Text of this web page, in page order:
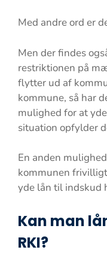
Med andre ord er
Men der findes
restriktionen på
flytter ud af
kommune, så har
mulighed for at
situation opfylder
En anden
kommunen
yde lån til indskud
Kan man
RKI?